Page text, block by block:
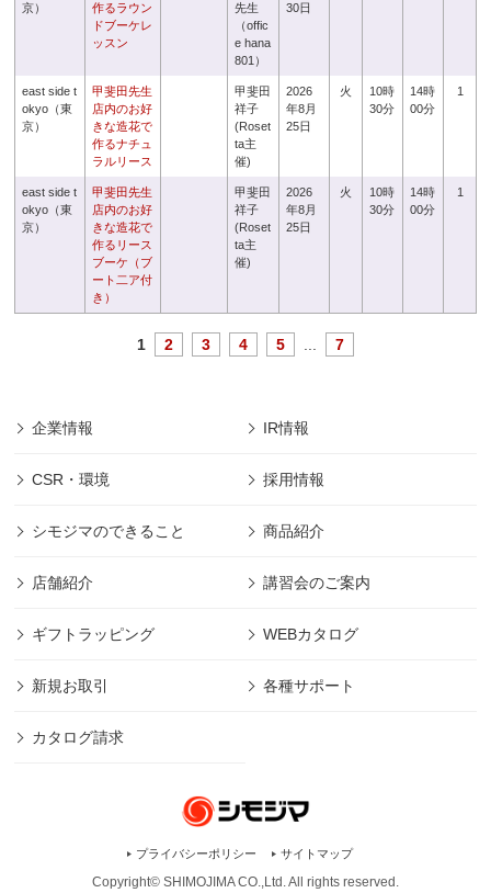
京）
作るラウン
ドブーケレ
ッスン
先生
（offic
e hana
801）
30日
east side t
okyo（東
京）
甲斐田先生
店内のお好
きな造花で
作るナチュ
ラルリース
甲斐田
祥子
(Roset
ta主
催)
2026
年8月
25日
火
10時
30分
14時
00分
1
east side t
okyo（東
京）
甲斐田先生
店内のお好
きな造花で
作るリース
ブーケ（ブ
ート二ア付
き）
甲斐田
祥子
(Roset
ta主
催)
2026
年8月
25日
火
10時
30分
14時
00分
1
1 2 3 4 5 7
企業情報 IR情報
CSR・環境 採用情報
シモジマのできること 商品紹介
店舗紹介 講習会のご案内
ギフトラッピング WEBカタログ
新規お取引 各種サポート
カタログ請求
プライバシーポリシー サイトマップ
Copyright© SHIMOJIMA CO.,Ltd. All rights reserved.